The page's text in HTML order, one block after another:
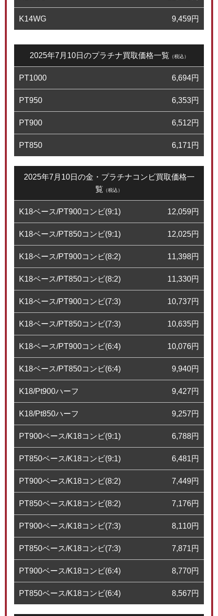
K14WG 9,459円
2025年7月10日のプラチナ買取価格一覧 （税込）
PT1000 6,694円
PT950 6,353円
PT900 6,512円
PT850 6,171円
2025年7月10日の金・プラチナコンビ買取価格一
覧 （税込）
K18ベース/PT900コンビ(9:1) 12,059円
K18ベース/PT850コンビ(9:1) 12,025円
K18ベース/PT900コンビ(8:2) 11,398円
K18ベース/PT850コンビ(8:2) 11,330円
K18ベース/PT900コンビ(7:3) 10,737円
K18ベース/PT850コンビ(7:3) 10,635円
K18ベース/PT900コンビ(6:4) 10,076円
K18ベース/PT850コンビ(6:4) 9,940円
K18/Pt900ハーフ 9,427円
K18/Pt850ハーフ 9,257円
PT900ベース/K18コンビ(9:1) 6,788円
PT850ベース/K18コンビ(9:1) 6,481円
PT900ベース/K18コンビ(8:2) 7,449円
PT850ベース/K18コンビ(8:2) 7,176円
PT900ベース/K18コンビ(7:3) 8,110円
PT850ベース/K18コンビ(7:3) 7,871円
PT900ベース/K18コンビ(6:4) 8,770円
PT850ベース/K18コンビ(6:4) 8,567円